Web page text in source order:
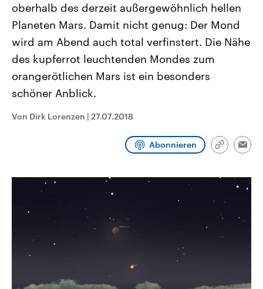
Landtagswahl Sachsen-Anhalt
2026
Alle Informationen
Sachsen-Anhalt wählt am 6.
September 2026 einen neuen
Landtag. Seit 2021 wird das
Bundesland von einer Koalition aus
Umfragen, Prognosen,
Wahlprogramme, aktuelle Berichte
und Kandidaten der anstehenden
USA
Aktuelle Beiträge,
Hintergründe
Wirtschaftlich und
gehören die Vereinigten
oberhalb des derzeit außergewöhnlich hellen
Planeten Mars. Damit nicht genug: Der Mond
wird am Abend auch total verfinstert. Die Nähe
des kupferrot leuchtenden Mondes zum
orangerötlichen Mars ist ein besonders
schöner Anblick.
Von Dirk Lorenzen | 27.07.2018
Abonnieren
Link